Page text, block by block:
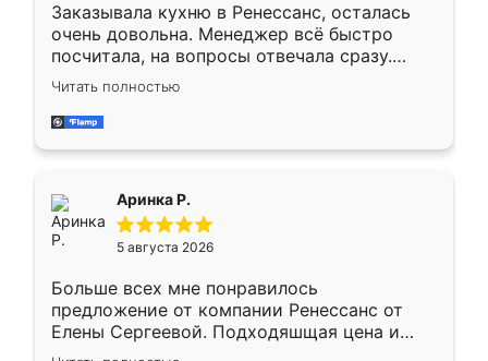
Заказывала кухню в Ренессанс, осталась
очень довольна. Менеджер всё быстро
посчитала, на вопросы отвечала сразу.
Замерщик приехал в субботу, подошёл к
делу со всей ответственностью. Собрали
за день, ребята работали аккуратно, даже
Читать полностью
Аринка Р.
5 августа 2026
Больше всех мне понравилось
предложение от компании Ренессанс от
Елены Сергеевой. Подходяшщая цена и
короткие сроки изготовления. Приехавший